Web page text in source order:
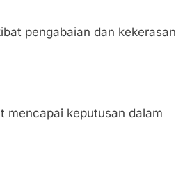
pengabaian dan kekerasan
mencapai keputusan dalam